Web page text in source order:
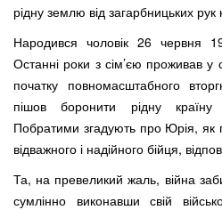
рідну землю від загарбницьких рук
Народився чоловік 26 червня
Останні роки з сім’єю проживав
початку повномасштабного
пішов боронити рідну країну
Побратими згадують про Юрія, як
відважного і надійного бійця,
Та, на превеликий жаль, війна
сумлінно виконавши свій